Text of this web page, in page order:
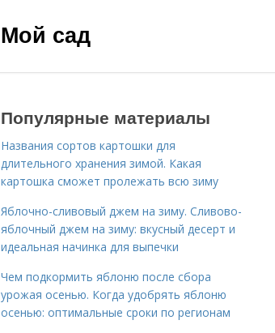
Мой сад
Популярные материалы
Названия сортов картошки для
длительного хранения зимой. Какая
картошка сможет пролежать всю зиму
Яблочно-сливовый джем на зиму. Сливово-
яблочный джем на зиму: вкусный десерт и
идеальная начинка для выпечки
Чем подкормить яблоню после сбора
урожая осенью. Когда удобрять яблоню
осенью: оптимальные сроки по регионам